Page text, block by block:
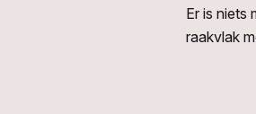
Er is niets
raakvlak